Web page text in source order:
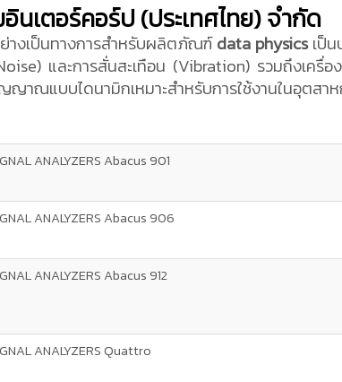
นเตอร์คอร์ป (ประเทศไทย) จำกัด
างเป็นทางการสำหรับผลิตภัณฑ์data physicsเป็
และการสั่นสะเทือน (Vibration) รวมถึงเครื่
ญญาณแบบไดนามิกเหมาะสำหรับการใช้งานในอุตส
ANALYZERS Abacus 901
ANALYZERS Abacus 906
ANALYZERS Abacus 912
ANALYZERS Quattro